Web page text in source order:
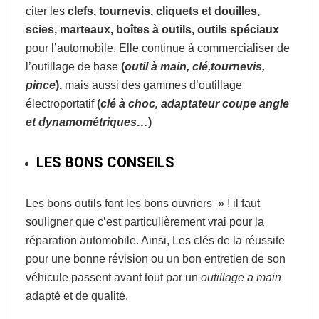
citer les clefs, tournevis, cliquets et douilles,
scies, marteaux, boîtes à outils, outils spéciaux
pour l’automobile. Elle continue à commercialiser de
l’outillage de base (outil à main, clé,tournevis,
pince), mais aussi des gammes d’outillage
électroportatif (clé à choc, adaptateur coupe angle
et dynamométriques…)
LES BONS CONSEILS
Les bons outils font les bons ouvriers » ! il faut
souligner que c’est particulièrement vrai pour la
réparation automobile. Ainsi, Les clés de la réussite
pour une bonne révision ou un bon entretien de son
véhicule passent avant tout par un outillage a main
adapté et de qualité.